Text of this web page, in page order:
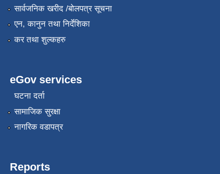
सार्वजनिक खरीद /बोलपत्र सूचना
एन, कानुन तथा निर्देशिका
कर तथा शुल्कहरु
eGov services
घटना दर्ता
सामाजिक सुरक्षा
नागरिक वडापत्र
Reports